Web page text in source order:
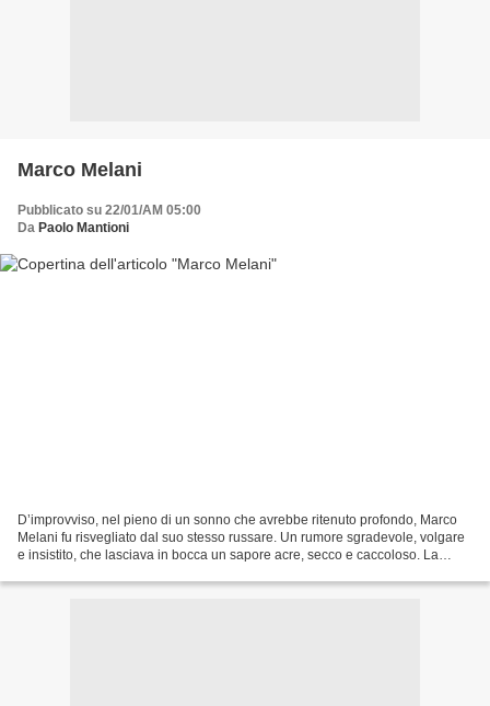
Marco Melani
Pubblicato su 22/01/AM 05:00
Da Paolo Mantioni
D’improvviso, nel pieno di un sonno che avrebbe ritenuto profondo, Marco
Melani fu risvegliato dal suo stesso russare. Un rumore sgradevole, volgare
e insistito, che lasciava in bocca un sapore acre, secco e caccoloso. La